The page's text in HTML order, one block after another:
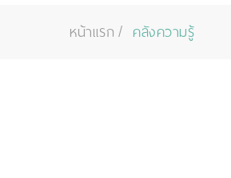
หน้าแรก คลังความรู้